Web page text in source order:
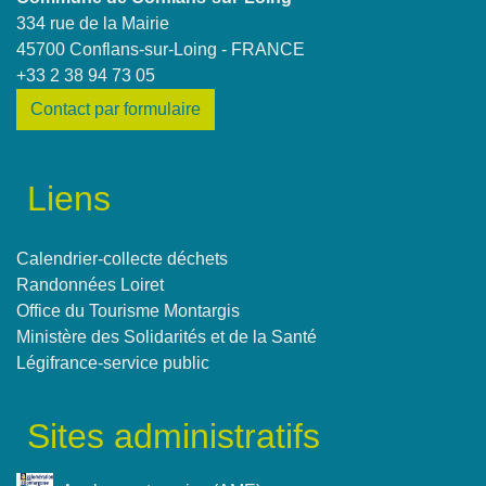
334 rue de la Mairie
45700 Conflans-sur-Loing - FRANCE
+33 2 38 94 73 05
Contact par formulaire
Liens
Calendrier-collecte déchets
Randonnées Loiret
Office du Tourisme Montargis
Ministère des Solidarités et de la Santé
Légifrance-service public
Sites administratifs